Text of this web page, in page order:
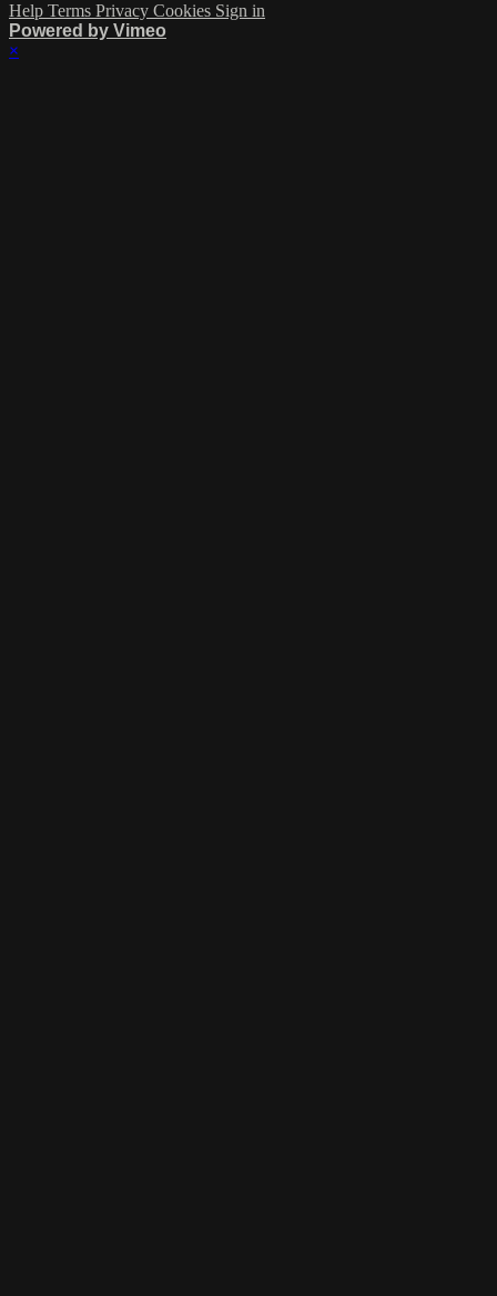
Help Terms Privacy Cookies Sign in
Powered by Vimeo
×